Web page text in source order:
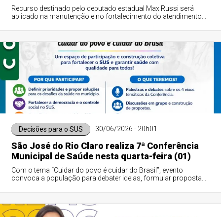
Recurso destinado pelo deputado estadual Max Russi será
aplicado na manutenção e no fortalecimento do atendimento
Decisões para o SUS 30/06/2026 - 20h01
São José do Rio Claro realiza 7ª Conferência
Municipal de Saúde nesta quarta-feira (01)
Com o tema “Cuidar do povo é cuidar do Brasil”, evento
convoca a população para debater ideias, formular propostas